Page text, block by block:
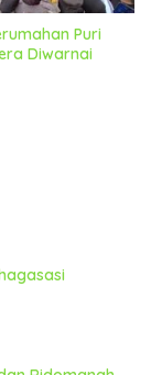
Puri
Diwarnai